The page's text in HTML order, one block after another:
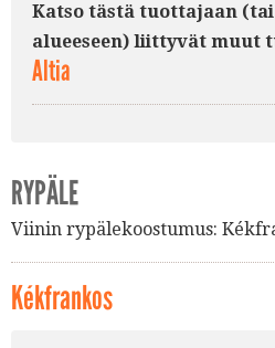
Katso tästä tuottajaan
alueeseen) liittyvät muut
Altia
RYPÄLE
Viinin rypälekoostumus:
Kékfrankos